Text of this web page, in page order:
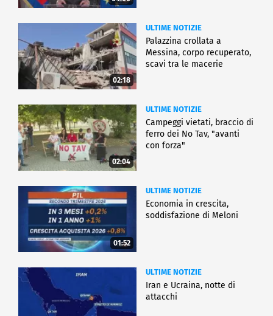
02:18
ULTIME NOTIZIE
Palazzina crollata a
Messina, corpo recuperato,
scavi tra le macerie
02:04
ULTIME NOTIZIE
Campeggi vietati, braccio di
ferro dei No Tav, "avanti
con forza"
01:52
ULTIME NOTIZIE
Economia in crescita,
soddisfazione di Meloni
ULTIME NOTIZIE
Iran e Ucraina, notte di
attacchi